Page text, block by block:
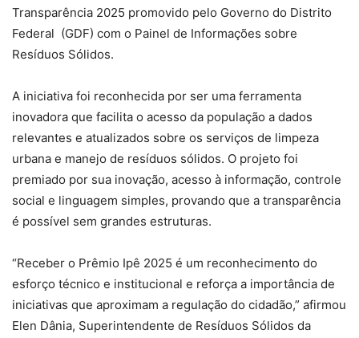
Transparência 2025 promovido pelo Governo do Distrito
Federal (GDF) com o Painel de Informações sobre
Resíduos Sólidos.
A iniciativa foi reconhecida por ser uma ferramenta
inovadora que facilita o acesso da população a dados
relevantes e atualizados sobre os serviços de limpeza
urbana e manejo de resíduos sólidos. O projeto foi
premiado por sua inovação, acesso à informação, controle
social e linguagem simples, provando que a transparência
é possível sem grandes estruturas.
“Receber o Prêmio Ipê 2025 é um reconhecimento do
esforço técnico e institucional e reforça a importância de
iniciativas que aproximam a regulação do cidadão,” afirmou
Elen Dânia, Superintendente de Resíduos Sólidos da